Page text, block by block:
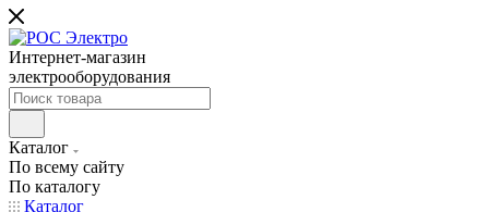
Интернет-магазин
электрооборудования
Каталог
По всему сайту
По каталогу
Каталог